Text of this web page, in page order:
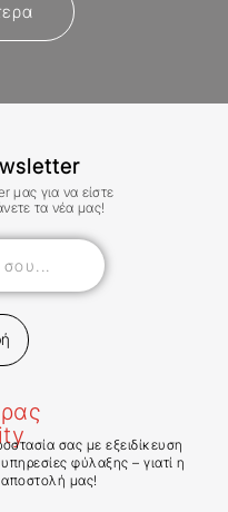
μας για να είστε
τα νέα μας!
σας με εξειδίκευση
φύλαξης – γιατί η
αποστολή μας!